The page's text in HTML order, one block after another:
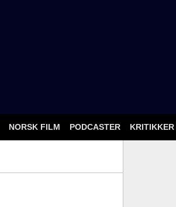
NORSK FILM PODCASTER KRITIKKER